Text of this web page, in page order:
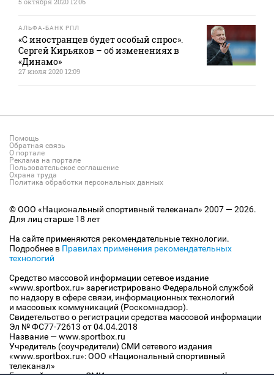
АЛЬФА-БАНК РПЛ
«С иностранцев будет особый спрос».
Сергей Кирьяков – об изменениях в
«Динамо»
27 июля 2020 12:09
Помощь
Обратная связь
О портале
Реклама на портале
Пользовательское соглашение
Охрана труда
Политика обработки персональных данных
© ООО «Национальный спортивный телеканал» 2007 — 2026.
Для лиц старше 18 лет
На сайте применяются рекомендательные технологии.
Подробнее в Правилах применения рекомендательных
технологий
Средство массовой информации сетевое издание
«www.sportbox.ru» зарегистрировано Федеральной службой
по надзору в сфере связи, информационных технологий
и массовых коммуникаций (Роскомнадзор).
Свидетельство о регистрации средства массовой информации
Эл № ФС77-72613 от 04.04.2018
Название — www.sportbox.ru
Учредитель (соучредители) СМИ сетевого издания
«www.sportbox.ru»: ООО «Национальный спортивный
телеканал»